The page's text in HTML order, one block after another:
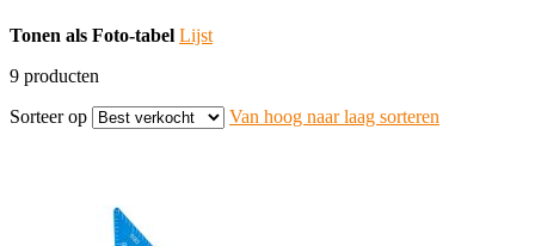
Tonen als Foto-tabel Lijst
9 producten
Sorteer op
Van hoog naar laag sorteren